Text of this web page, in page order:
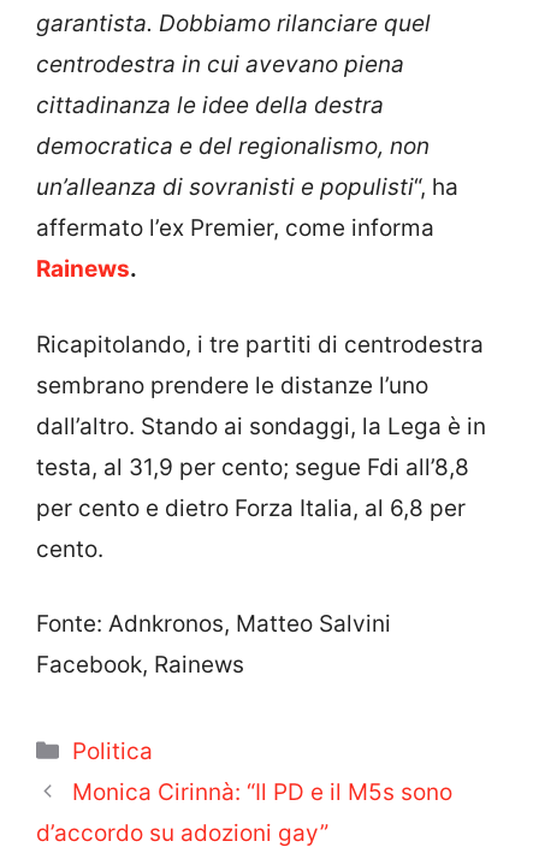
garantista. Dobbiamo rilanciare quel
centrodestra in cui avevano piena
cittadinanza le idee della destra
democratica e del regionalismo, non
un’alleanza di sovranisti e populisti“, ha
affermato l’ex Premier, come informa
Rainews.
Ricapitolando, i tre partiti di centrodestra
sembrano prendere le distanze l’uno
dall’altro. Stando ai sondaggi, la Lega è in
testa, al 31,9 per cento; segue Fdi all’8,8
per cento e dietro Forza Italia, al 6,8 per
cento.
Fonte: Adnkronos, Matteo Salvini
Facebook, Rainews
Categorie
Politica
Monica Cirinnà: “Il PD e il M5s sono
d’accordo su adozioni gay”